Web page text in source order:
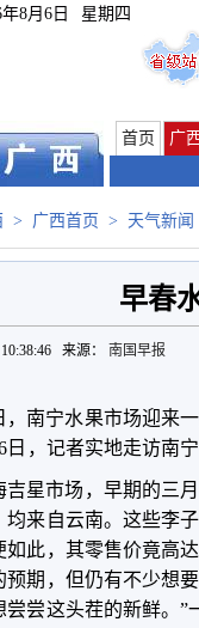
8月6日 星期四
首页 广
> 广西首页 > 天气新闻
早春
来源： 南国早报
，南宁水果市场迎来
日，记者实地走访南
吉星市场，早期的三
均来自云南。这些李
如此，其零售价竟高
预期，但仍有不少想
尝尝这头茬的新鲜。